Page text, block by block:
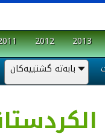
2012 2013
بابەتە گشتییەکان